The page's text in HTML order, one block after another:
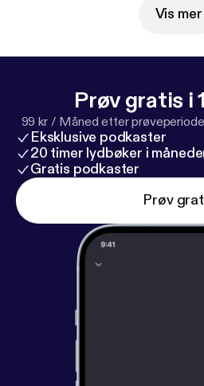
Vis mer
Prøv gratis i
99 kr / Måned etter
Eksklusive podkaster
20 timer lydbøker i
Gratis podkaster
Prøv